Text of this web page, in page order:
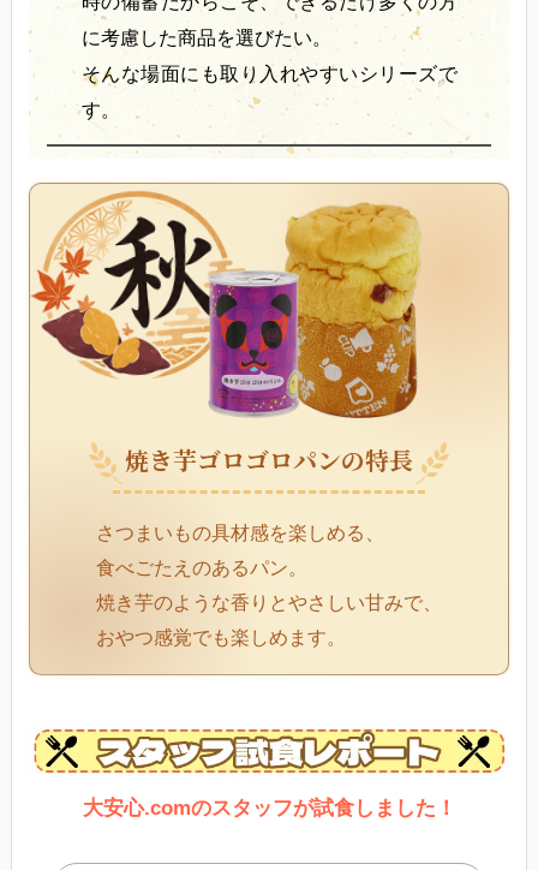
に考慮した商品を選びたい。
そんな場面にも取り入れやすいシリーズで
す。
焼き芋ゴロゴロパンの特長
さつまいもの具材感を楽しめる、
食べごたえのあるパン。
焼き芋のような香りとやさしい甘みで、
おやつ感覚でも楽しめます。
大安心.comのスタッフが試食しました！